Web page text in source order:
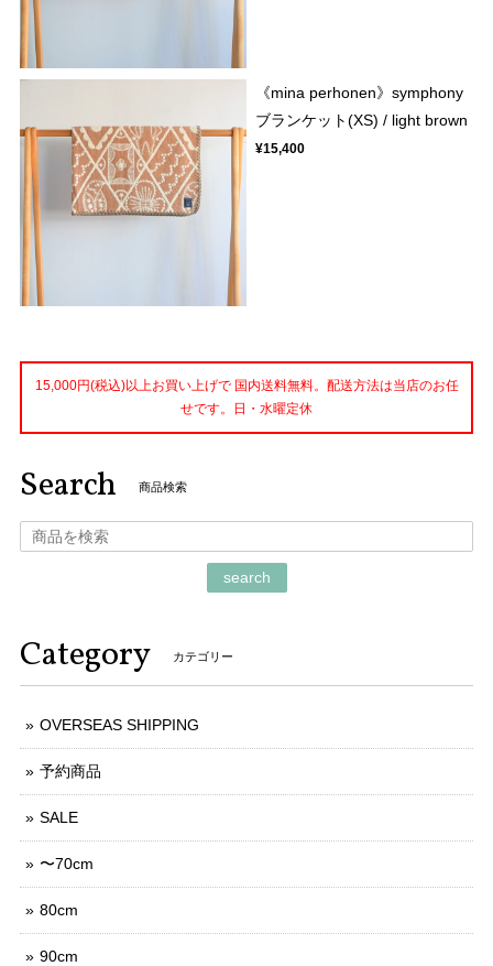
《mina perhonen》symphony
ブランケット(XS) / light brown
¥15,400
15,000円(税込)以上お買い上げで 国内送料無料。配送方法は当店のお任
せです。日・水曜定休
Search 商品検索
search
Category カテゴリー
OVERSEAS SHIPPING
予約商品
SALE
〜70cm
80cm
90cm